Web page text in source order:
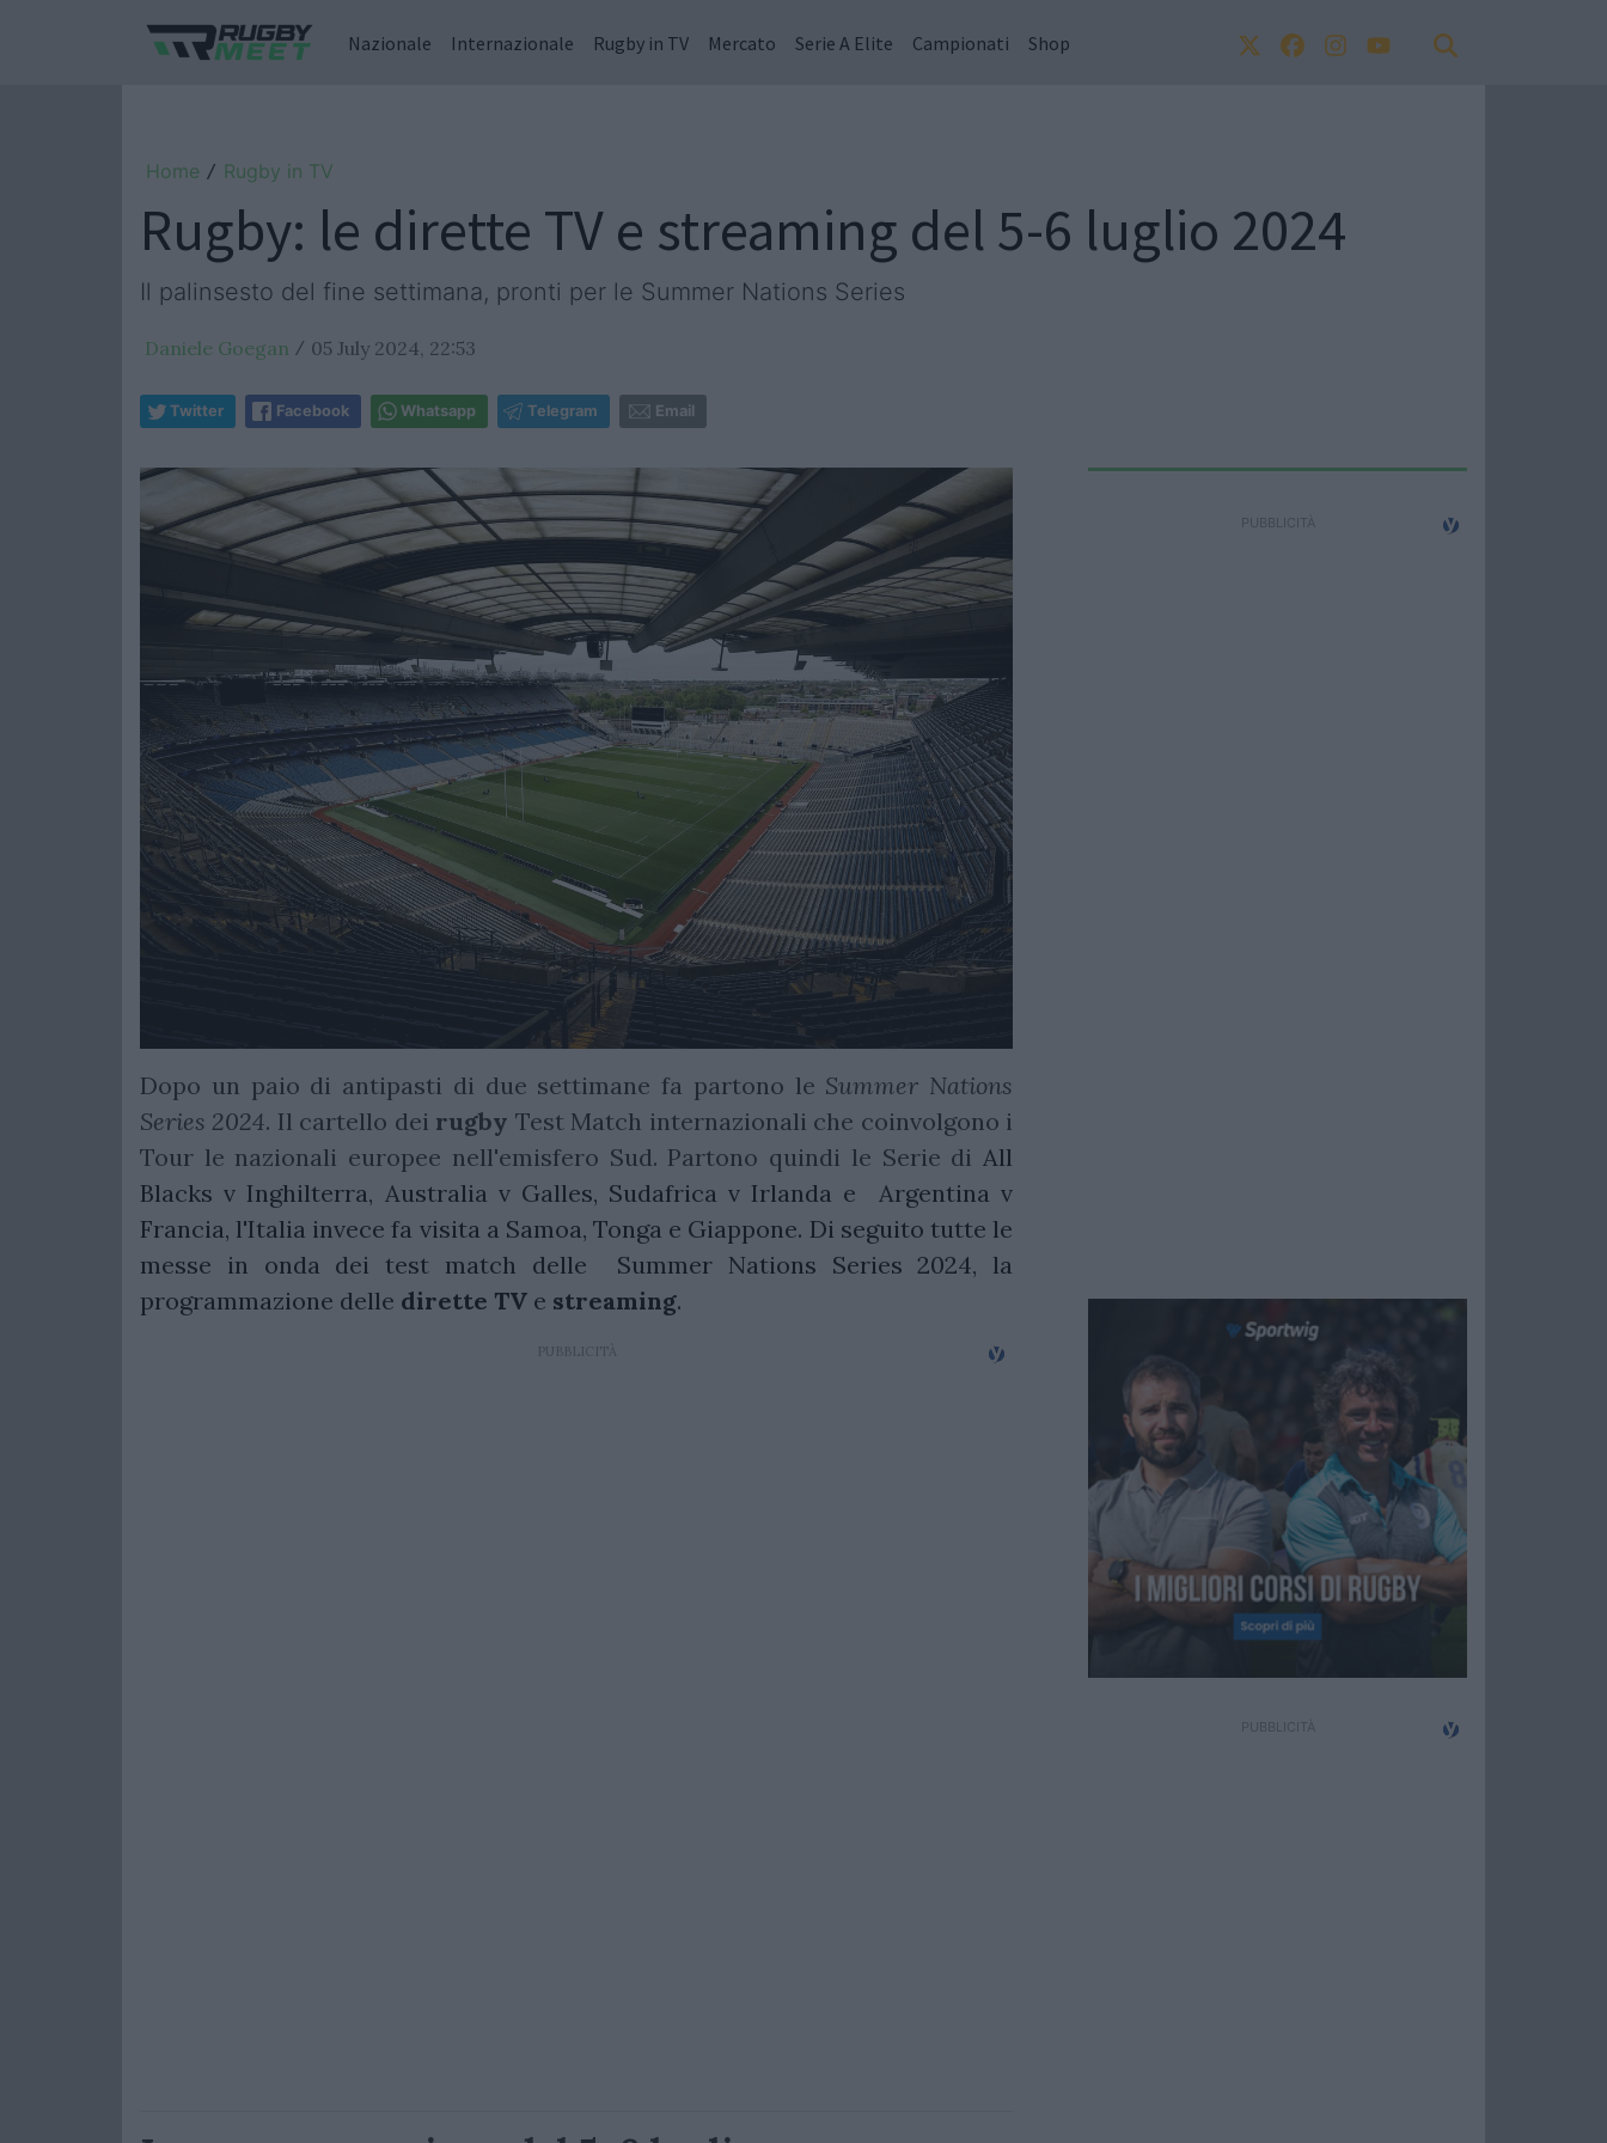
Nazionale Internazionale Rugby in TV Mercato Serie A Elite Campionati Shop
Home / Rugby in TV
Rugby: le dirette TV e streaming del 5-6 luglio 2024
Il palinsesto del fine settimana, pronti per le Summer Nations Series
Daniele Goegan / 05 July 2024, 22:53
Twitter Facebook Whatsapp Telegram Email
Dopo un paio di antipasti di due settimane fa partono le Summer Nations
Series 2024. Il cartello dei rugby Test Match internazionali che coinvolgono i
Tour le nazionali europee nell'emisfero Sud. Partono quindi le Serie di All
Blacks v Inghilterra, Australia v Galles, Sudafrica v Irlanda e Argentina v
Francia, l'Italia invece fa visita a Samoa, Tonga e Giappone. Di seguito tutte le
messe in onda dei test match delle Summer Nations Series 2024, la
programmazione delle dirette TV e streaming.